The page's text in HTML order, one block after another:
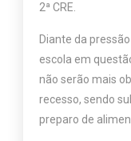
2ª CRE.
Diante da
escola em
não serão mais
recesso, sendo
preparo de